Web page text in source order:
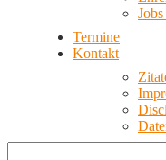
Termine
Kontakt